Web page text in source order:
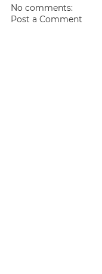
No comments:
Post a Comment